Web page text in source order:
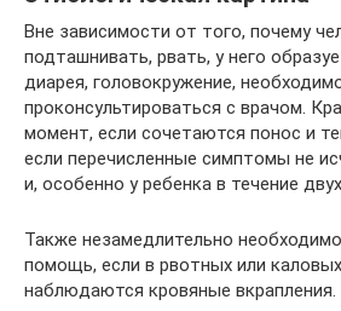
Вне зависимости от того, почему
подташнивать, рвать, у него
диарея, головокружение,
проконсультироваться с врачом.
момент, если сочетаются понос и
если перечисленные симптомы не
и, особенно у ребенка в течение
Также незамедлительно
помощь, если в рвотных или
наблюдаются кровяные вкрапления.